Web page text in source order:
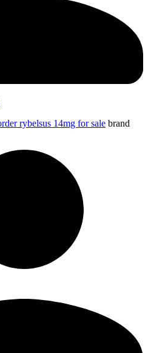
rybelsus 14mg for sale brand